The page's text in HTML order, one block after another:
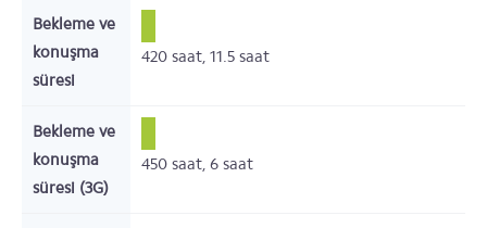
Bekleme ve
konuşma
süresi
420 saat, 11.5 saat
Bekleme ve
konuşma
süresi (3G)
450 saat, 6 saat